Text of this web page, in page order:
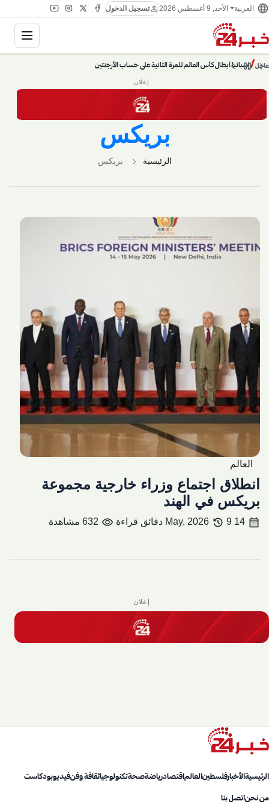
language العربية الأحد, 9 أغسطس 2026 personتسجيل الدخول
عاجل/إسبانيا أبطال كأس العالم للمرة الثانية على حساب الأرجنتين chevron_right
pause
chevron_left
إعلان
بريكس
الرئيسية بريكس
العالم
انطلاق اجتماع وزراء خارجية مجموعة
بريكس في الهند
calendar_month
14 May, 2026
history 9 دقائق قراءة visibility 632 مشاهدة
إعلان
الرئيسيةالأخبارفلسطينالعالماقتصادرياضةصحةتكنولوجياثقافة وفنفيديوبودكاست
من نحناتصل بنا